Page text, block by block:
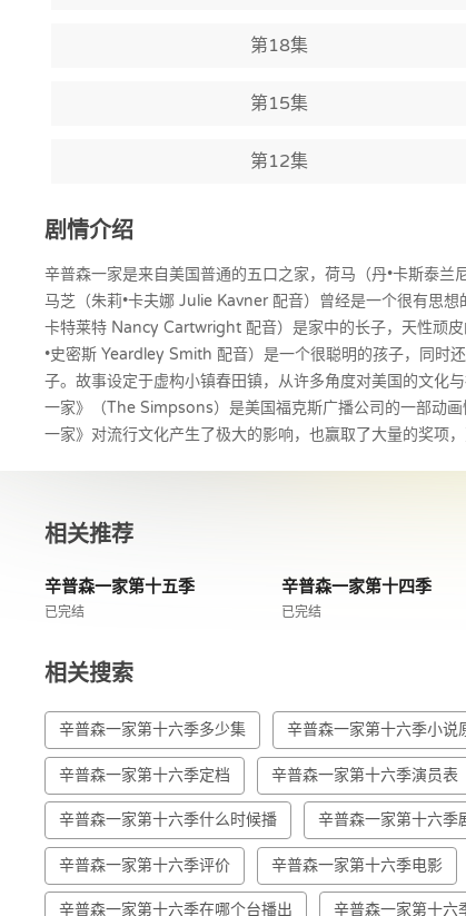
第18集
第15集
第12集
剧情介绍
辛普森一家是来自美国普通的五口之家，荷马（丹•卡斯泰
马芝（朱莉•卡夫娜 Julie Kavner 配音）曾经是一个很有思
卡特莱特 Nancy Cartwright 配音）是家中的长子，天性顽
•史密斯 Yeardley Smith 配音）是一个很聪明的孩子，同时
子。故事设定于虚构小镇春田镇，从许多角度对美国的文化
一家》（The Simpsons）是美国福克斯广播公司的一部动
一家》对流行文化产生了极大的影响，也赢取了大量的奖项
相关推荐
辛普森一家第十五季
已完结
辛普森一家第十四季
已完结
相关搜索
辛普森一家第十六季多少集 辛普森一家第十六季小说
辛普森一家第十六季定档 辛普森一家第十六季演员表
辛普森一家第十六季什么时候播 辛普森一家第十六季
辛普森一家第十六季评价 辛普森一家第十六季电影
辛普森一家第十六季在哪个台播出 辛普森一家第十六